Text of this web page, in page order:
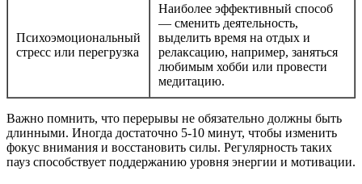
Психоэмоциональный
стресс или перегрузка
Наиболее эффективный способ
— сменить деятельность,
выделить время на отдых и
релаксацию, например, заняться
любимым хобби или провести
медитацию.
Важно помнить, что перерывы не обязательно должны быть
длинными. Иногда достаточно 5-10 минут, чтобы изменить
фокус внимания и восстановить силы. Регулярность таких
пауз способствует поддержанию уровня энергии и мотивации.